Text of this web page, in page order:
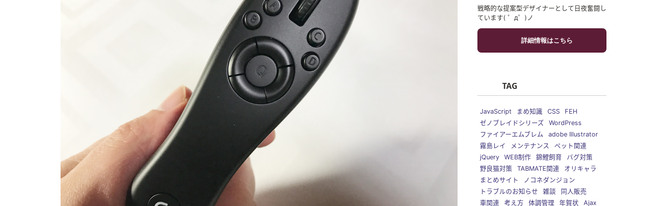
戦略的な提案型デザイナーとして日夜奮闘し
ています( ゜д゜)ノ
詳細情報はこちら
TAG
JavaScript まめ知識 CSS
FEH
ゼノブレイドシリーズ
WordPress
ファイアーエムブレム
adobe Illustrator
霧島レイ
メンテナンス
ペット関連
jQuery
WEB制作 錦鯉飼育
バグ対策
野良猫対策
TABMATE関連
オリキャラ
まとめサイト
ノコネダンジョン
トラブルのお知らせ
雑談
同人販売
車関連
考え方 体調管理 年賀状
Ajax